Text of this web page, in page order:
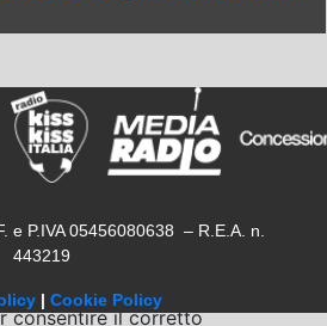
e P.IVA 05456080638 – R.E.A. n.
443219
| Cookie Policy
consentire il corretto